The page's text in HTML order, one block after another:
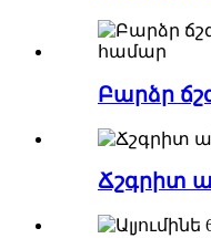
Բարձր
Ճշգրիտ